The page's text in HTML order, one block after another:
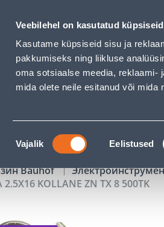
Veebilehel on kasutatud
Kasutame küpsiseid sisu ja
pakkumiseks ning liikluse
oma sotsiaalse meedia, reklaami-
mida olete neile esitanud või mida
Nõusoleku
valik
Vajalik Eelistused
ZN TX 8 500TK - Bauhof has
бизнес-клиентов
АКЦИИ
Bauhof
2.5X16 KOLLANE ZN TX 8 500TK